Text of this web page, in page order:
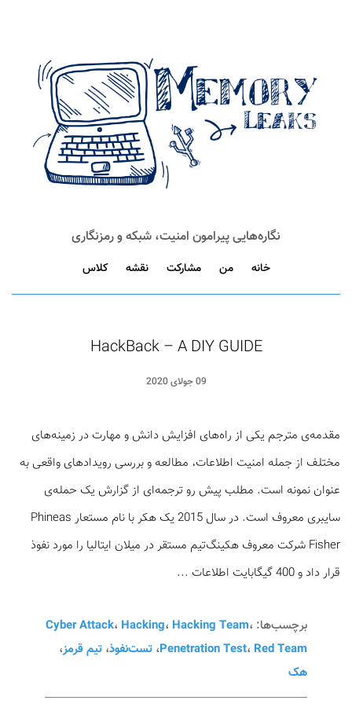
نگاره‌هایی پیرامون امنیت، شبکه و رمزنگاری
خانه من مشارکت نقشه کلاس
HackBack – A DIY GUIDE
09 جولای 2020
مقدمه‌ی مترجم یکی از راه‌های افزایش دانش و مهارت در زمینه‌های
مختلف از جمله امنیت اطلاعات، مطالعه و بررسی رویداد‌های واقعی به
عنوان نمونه است. مطلب پیش رو ترجمه‌ای از گزارش یک حمله‌ی
سایبری معروف است. در سال 2015 یک هکر با نام مستعار Phineas
Fisher شرکت معروف هکینگ‌تیم مستقر در میلان ایتالیا را مورد نفوذ
قرار داد و 400 گیگابایت اطلاعات ...
برچسب‌ها: Cyber Attack، Hacking، Hacking Team،
Penetration Test، Red Team ، تست‌نفوذ، تیم قرمز،
هک